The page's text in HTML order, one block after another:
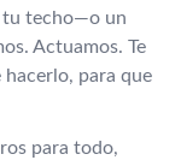
tu techo—o un
Actuamos. Te
hacerlo, para que
para todo,